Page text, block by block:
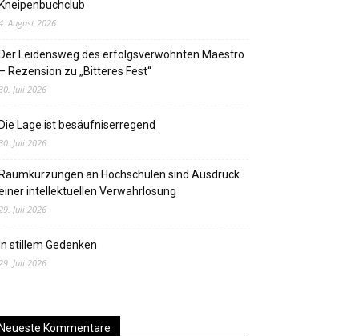
Kneipenbuchclub
August 2026
Der Leidensweg des erfolgsverwöhnten Maestro
– Rezension zu „Bitteres Fest“
Juli 2026
Die Lage ist besäufniserregend
Juli 2026
Raumkürzungen an Hochschulen sind Ausdruck
intellektuellen Verwahrlosung
Juli 2026
In stillem Gedenken
Juli 2026
Neueste Kommentare